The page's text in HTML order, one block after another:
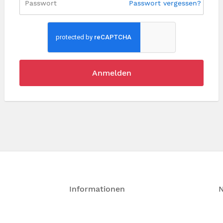
Passwort vergessen?
Anmelden
Informationen